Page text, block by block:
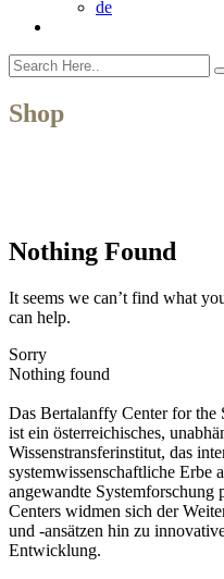
de
Shop
Nothing Found
It seems we can’t find what
can help.
Sorry
Nothing found
Das Bertalanffy Center for the
ist ein österreichisches,
Wissenstransferinstitut, das
systemwissenschaftliche Erbe
angewandte Systemforschung
Centers widmen sich der
und -ansätzen hin zu
Entwicklung.